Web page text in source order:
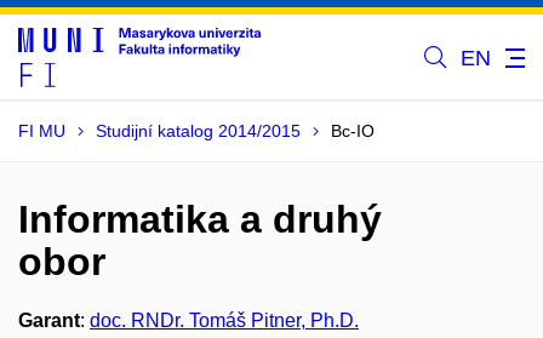
EN
FI MU Studijní katalog 2014/2015 Bc-IO
Informatika a druhý
obor
Garant: doc. RNDr. Tomáš Pitner, Ph.D.